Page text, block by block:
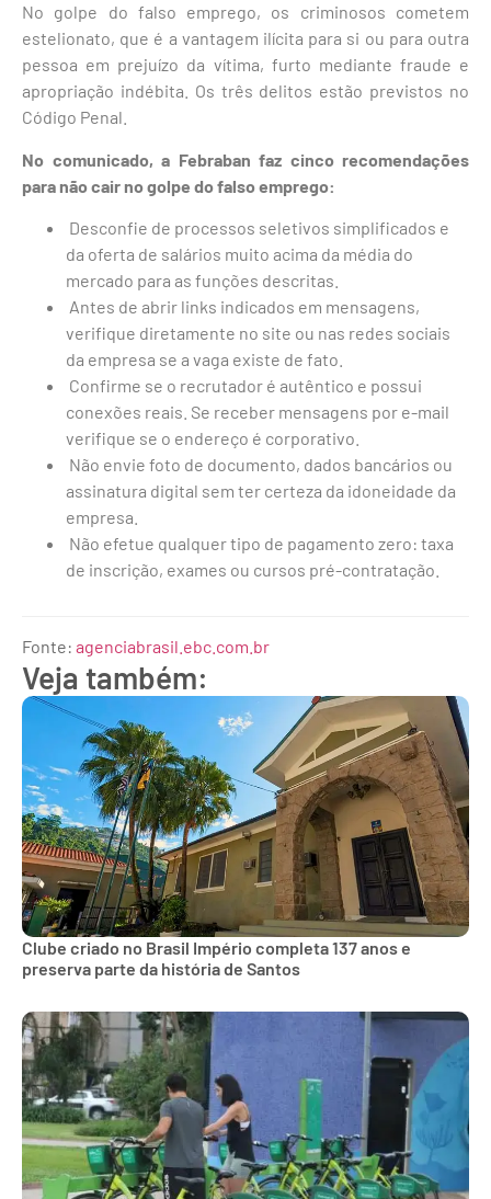
No golpe do falso emprego, os criminosos cometem
estelionato, que é a vantagem ilícita para si ou para outra
pessoa em prejuízo da vítima, furto mediante fraude e
apropriação indébita. Os três delitos estão previstos no
Código Penal.
No comunicado, a Febraban faz cinco recomendações
para não cair no golpe do falso emprego:
Desconfie de processos seletivos simplificados e
da oferta de salários muito acima da média do
mercado para as funções descritas.
Antes de abrir links indicados em mensagens,
verifique diretamente no site ou nas redes sociais
da empresa se a vaga existe de fato.
Confirme se o recrutador é autêntico e possui
conexões reais. Se receber mensagens por e-mail
verifique se o endereço é corporativo.
Não envie foto de documento, dados bancários ou
assinatura digital sem ter certeza da idoneidade da
empresa.
Não efetue qualquer tipo de pagamento zero: taxa
de inscrição, exames ou cursos pré-contratação.
Fonte: agenciabrasil.ebc.com.br
Veja também:
Clube criado no Brasil Império completa 137 anos e
preserva parte da história de Santos